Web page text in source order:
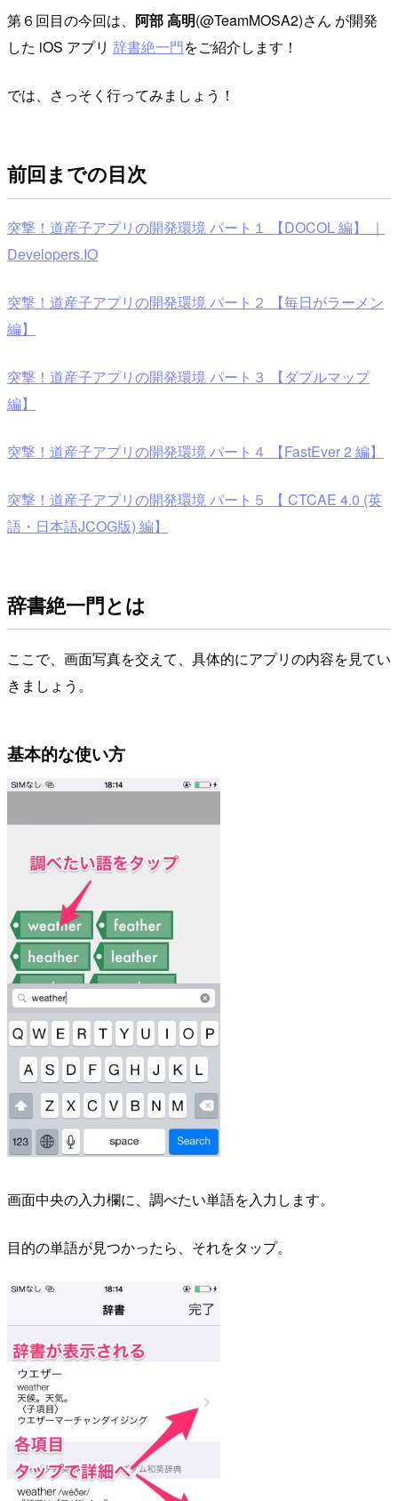
第６回目の今回は、 阿部 高明(@TeamMOSA2)さん が開発
した iOS アプリ 辞書絶一門をご紹介します！
では、さっそく行ってみましょう！
前回までの目次
突撃！道産子アプリの開発環境 パート１ 【DOCOL 編】 ｜
Developers.IO
突撃！道産子アプリの開発環境 パート２ 【毎日がラーメン
編】
突撃！道産子アプリの開発環境 パート３ 【ダブルマップ
編】
突撃！道産子アプリの開発環境 パート４ 【FastEver 2 編】
突撃！道産子アプリの開発環境 パート５ 【 CTCAE 4.0 (英
語・日本語JCOG版) 編】
辞書絶一門とは
ここで、画面写真を交えて、具体的にアプリの内容を見てい
きましょう。
基本的な使い方
画面中央の入力欄に、調べたい単語を入力します。
目的の単語が見つかったら、それをタップ。